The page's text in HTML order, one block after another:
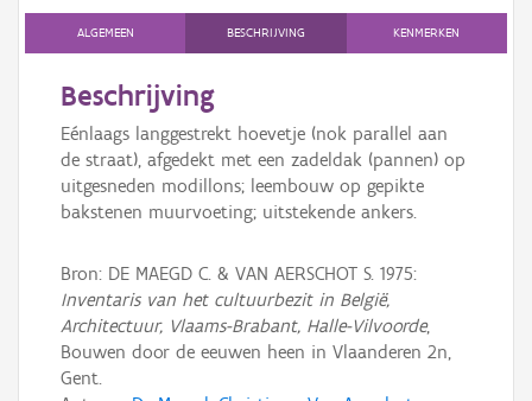
ALGEMEEN BESCHRIJVING KENMERKEN
Beschrijving
Eénlaags langgestrekt hoevetje (nok parallel aan
de straat), afgedekt met een zadeldak (pannen) op
uitgesneden modillons; leembouw op gepikte
bakstenen muurvoeting; uitstekende ankers.
Bron: DE MAEGD C. & VAN AERSCHOT S. 1975:
Inventaris van het cultuurbezit in België,
Architectuur, Vlaams-Brabant, Halle-Vilvoorde,
Bouwen door de eeuwen heen in Vlaanderen 2n,
Gent.